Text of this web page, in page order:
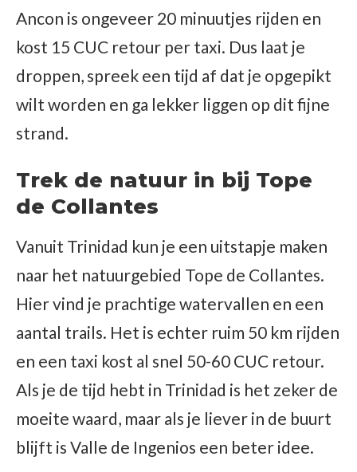
Ancon is ongeveer 20 minuutjes rijden en
kost 15 CUC retour per taxi. Dus laat je
droppen, spreek een tijd af dat je opgepikt
wilt worden en ga lekker liggen op dit fijne
strand.
Trek de natuur in bij Tope
de Collantes
Vanuit Trinidad kun je een uitstapje maken
naar het natuurgebied Tope de Collantes.
Hier vind je prachtige watervallen en een
aantal trails. Het is echter ruim 50 km rijden
en een taxi kost al snel 50-60 CUC retour.
Als je de tijd hebt in Trinidad is het zeker de
moeite waard, maar als je liever in de buurt
blijft is Valle de Ingenios een beter idee.